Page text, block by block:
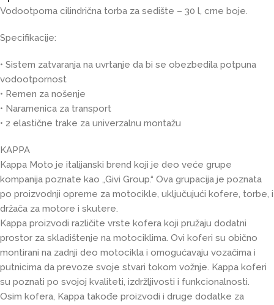
Vodootporna cilindrična torba za sedište – 30 l, crne boje.
Specifikacije:
• Sistem zatvaranja na uvrtanje da bi se obezbedila potpuna
vodootpornost
• Remen za nošenje
• Naramenica za transport
• 2 elastične trake za univerzalnu montažu
KAPPA
Kappa Moto je italijanski brend koji je deo veće grupe
kompanija poznate kao „Givi Group.“ Ova grupacija je poznata
po proizvodnji opreme za motocikle, uključujući kofere, torbe, i
držača za motore i skutere.
Kappa proizvodi različite vrste kofera koji pružaju dodatni
prostor za skladištenje na motociklima. Ovi koferi su obično
montirani na zadnji deo motocikla i omogućavaju vozačima i
putnicima da prevoze svoje stvari tokom vožnje. Kappa koferi
su poznati po svojoj kvaliteti, izdržljivosti i funkcionalnosti.
Osim kofera, Kappa takođe proizvodi i druge dodatke za